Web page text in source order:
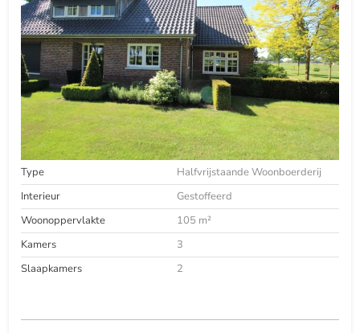
Type
Halfvrijstaande Woonboerderij
Interieur
Gestoffeerd
Woonoppervlakte
105 m²
Kamers
3
Slaapkamers
2